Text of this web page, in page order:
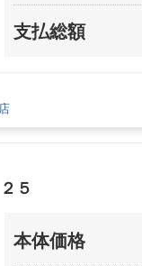
支払総額
５
本体価格